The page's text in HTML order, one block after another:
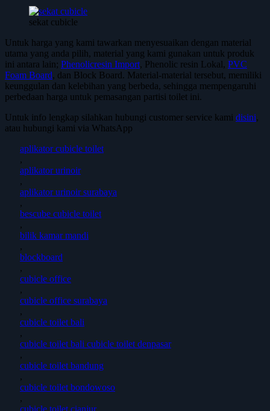
sekat cubicle
Untuk harga yang kami tawarkan menyesuaikan dengan material
utama yang anda pilih, material yang kami gunakan untuk produk
ini antara lain; Phenolicresin Import, Phenolic resin Lokal, PVC
Foam Board, dan Block Board. Material-material tersebut, memiliki
keunggulan dan kelebihan yang berbeda, sehingga mempengaruhi
perbedaan harga untuk pemasangan partisi toilet ini.
Untuk info lengkap silahkan hubungi customer service kami disini,
atau hubungi kami via WhatsApp
aplikator cubicle toilet
,
aplikator urinoir
,
aplikator urinoir surabaya
,
bescube cubicle toilet
,
bilik kamar mandi
,
blockboard
,
cubicle office
,
cubicle office surabaya
,
cubicle toilet bali
,
cubicle toilet bali cubicle toilet denpasar
,
cubicle toilet bandung
,
cubicle toilet bondowoso
,
cubicle toilet cianjur